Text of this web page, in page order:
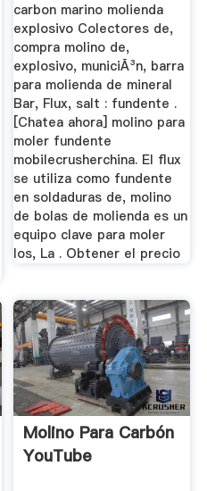
carbon marino molienda
explosivo Colectores de,
compra molino de,
explosivo, municiÃ³n, barra
para molienda de mineral
Bar, Flux, salt : fundente .
[Chatea ahora] molino para
moler fundente
mobilecrusherchina. El flux
se utiliza como fundente
en soldaduras de, molino
de bolas de molienda es un
equipo clave para moler
los, La . Obtener el precio
Molino Para Carbón
YouTube